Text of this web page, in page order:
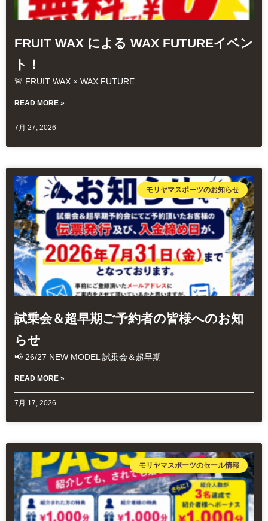
FRUIT WAX による WAX FUTUREイベン
ト！
🚨 FRUIT WAX × WAX FUTURE
READ MORE »
7月 27, 2026
モリヤマスポーツのお知らせ
試乗会＆超早期ご予約者の皆様へのお知
らせ
📢 26/27 NEW MODEL 試乗会＆超早期
READ MORE »
7月 17, 2026
モリヤマスポーツのセール情報